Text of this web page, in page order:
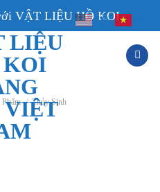
VẬT LIỆU HỒ KOI
Phẩm / Thủy Sinh
EN